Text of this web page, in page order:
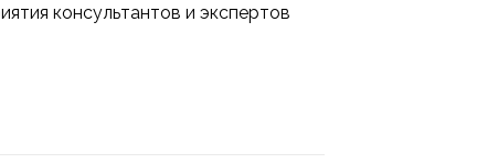
консультантов и экспертов